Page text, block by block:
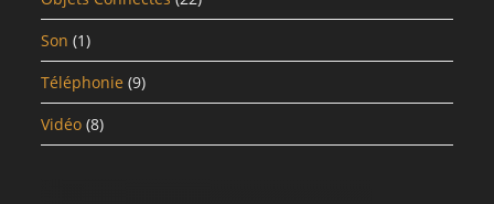
Son (1)
Téléphonie (9)
Vidéo (8)